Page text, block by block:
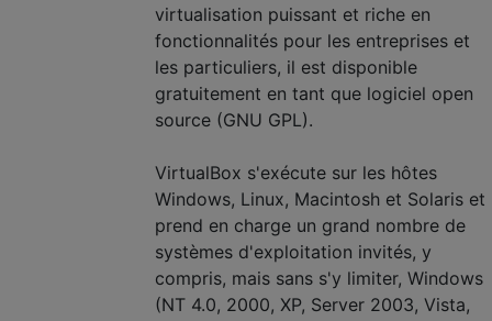
virtualisation puissant et riche en
fonctionnalités pour les entreprises et
les particuliers, il est disponible
gratuitement en tant que logiciel open
source (GNU GPL).
VirtualBox s'exécute sur les hôtes
Windows, Linux, Macintosh et Solaris et
prend en charge un grand nombre de
systèmes d'exploitation invités, y
compris, mais sans s'y limiter, Windows
(NT 4.0, 2000, XP, Server 2003, Vista,